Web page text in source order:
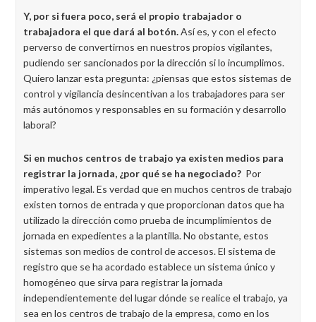
Y, por si fuera poco, será el propio trabajador o
trabajadora el que dará al botón.Así es, y con el efecto
perverso de convertirnos en nuestros propios vigilantes,
pudiendo ser sancionados por la dirección si lo incumplimos.
Quiero lanzar esta pregunta: ¿piensas que estos sistemas de
control y vigilancia desincentivan a los trabajadores para ser
más autónomos y responsables en su formación y desarrollo
laboral?
Si en muchos centros de trabajo ya existen medios para
registrar la jornada, ¿por qué se ha negociado? Por
imperativo legal. Es verdad que en muchos centros de trabajo
existen tornos de entrada y que proporcionan datos que ha
utilizado la dirección como prueba de incumplimientos de
jornada en expedientes a la plantilla. No obstante, estos
sistemas son medios de control de accesos. El sistema de
registro que se ha acordado establece un sistema único y
homogéneo que sirva para registrar la jornada
independientemente del lugar dónde se realice el trabajo, ya
sea en los centros de trabajo de la empresa, como en los